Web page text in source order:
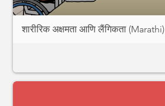
शारीरिक अक्षमता आणि लैंगिकता (Marathi)